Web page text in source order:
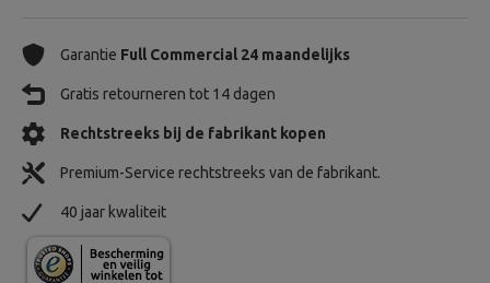
Garantie Full Commercial 24 maandelijks
Gratis retourneren tot 14 dagen
Rechtstreeks bij de fabrikant kopen
Premium-Service rechtstreeks van de fabrikant.
40 jaar kwaliteit